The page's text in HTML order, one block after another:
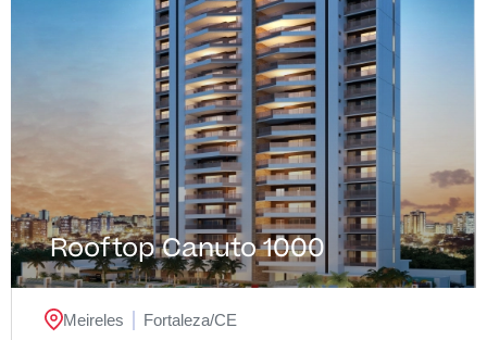
Rooftop Canuto 1000
Meireles Fortaleza/CE